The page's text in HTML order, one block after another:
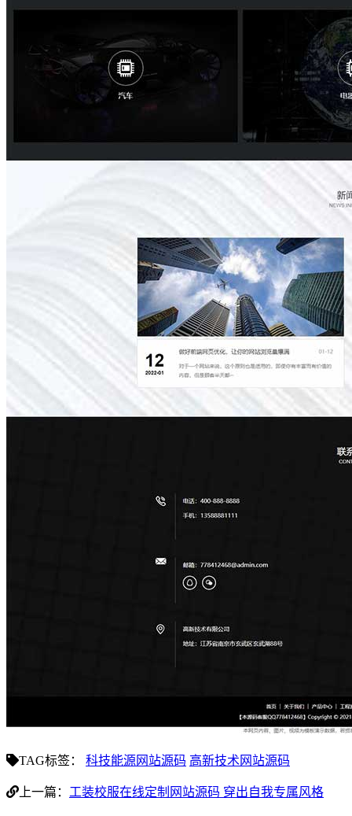
TAG标签： 科技能源网站源码 高新技术网站源码
上一篇： 工装校服在线定制网站源码 穿出自我专属风格